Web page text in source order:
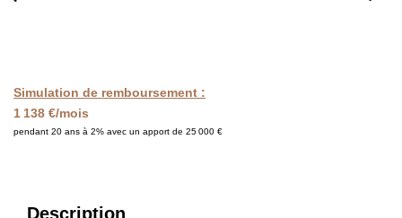
NOUS CONTACTER
Simulation de remboursement :
1 138 €/mois
pendant 20 ans à 2% avec un apport de 25 000 €
Description